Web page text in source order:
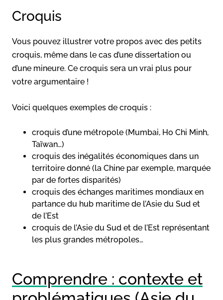
Croquis
Vous pouvez illustrer votre propos avec des petits
croquis, même dans le cas d’une dissertation ou
d’une mineure. Ce croquis sera un vrai plus pour
votre argumentaire !
Voici quelques exemples de croquis :
croquis d’une métropole (Mumbai, Ho Chi Minh,
Taïwan…)
croquis des inégalités économiques dans un
territoire donné (la Chine par exemple, marquée
par de fortes disparités)
croquis des échanges maritimes mondiaux en
partance du hub maritime de l’Asie du Sud et
de l’Est
croquis de l’Asie du Sud et de l’Est représentant
les plus grandes métropoles…
Comprendre : contexte et